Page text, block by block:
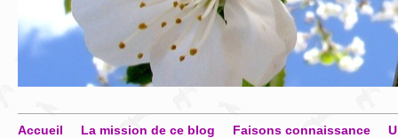
Accueil La mission de ce blog Faisons connaissance